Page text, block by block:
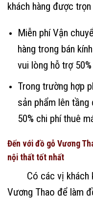
khách hàng được
Miễn phí Vận
hàng trong bán
vui lòng hỗ trợ
Trong trường hợp
sản phẩm lên tầng
50% chi phí thuê
Đến với đồ gỗ Vương
nội thất tốt nhất
Có các vị
Vương Thao để làm